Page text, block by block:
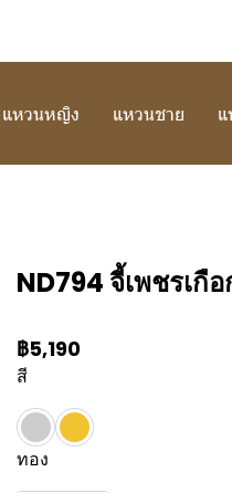
แหวนหญิง แหวนชาย
ND794 จี้เพชรเกื
฿5,190
สี
ทอง